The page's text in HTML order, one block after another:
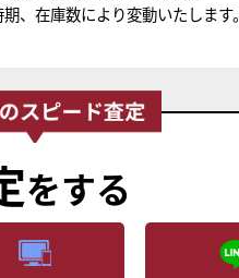
、在庫数により変動いたします。
をする